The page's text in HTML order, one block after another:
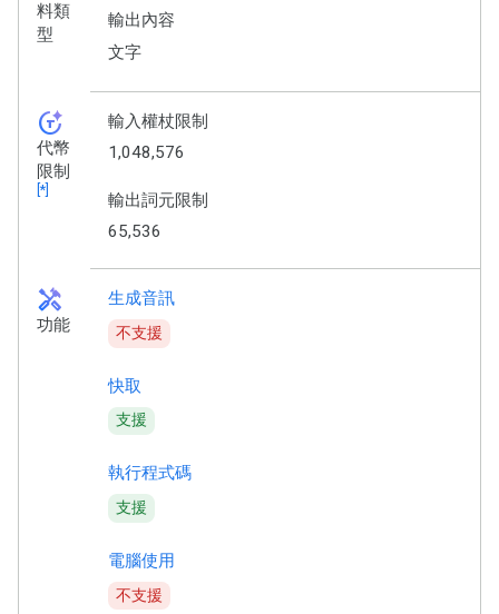
料類
型
輸出內容
文字
token_auto
代幣
限制
[*]
輸入權杖限制
1,048,576
輸出詞元限制
65,536
handyman
功能
生成音訊
不支援
快取
支援
執行程式碼
支援
電腦使用
不支援